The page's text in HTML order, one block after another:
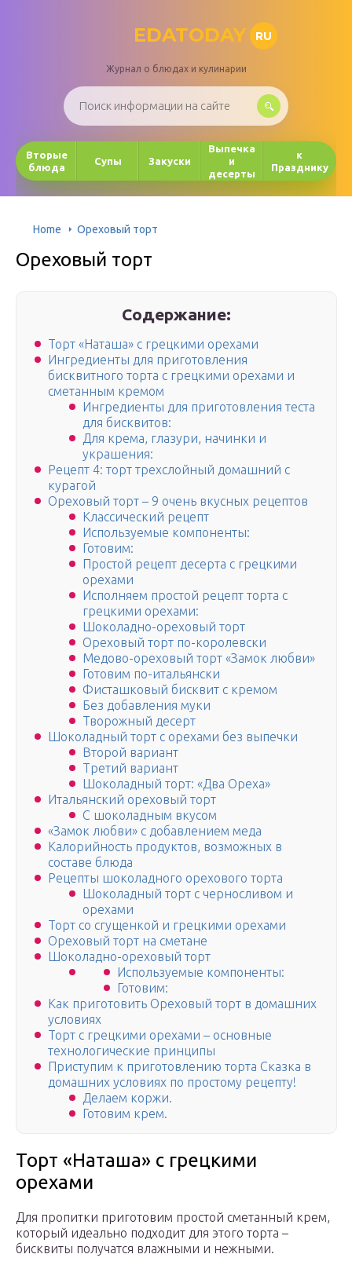
EDATODAY RU
Журнал о блюдах и кулинарии
Вторые
блюда
Супы Закуски
Выпечка
и
десерты
к
Празднику
Home Ореховый торт
Ореховый торт
Содержание:
Торт «Наташа» с грецкими орехами
Ингредиенты для приготовления
бисквитного торта с грецкими орехами и
сметанным кремом
Ингредиенты для приготовления теста
для бисквитов:
Для крема, глазури, начинки и
украшения:
Рецепт 4: торт трехслойный домашний с
курагой
Ореховый торт – 9 очень вкусных рецептов
Классический рецепт
Используемые компоненты:
Готовим:
Простой рецепт десерта с грецкими
орехами
Исполняем простой рецепт торта с
грецкими орехами:
Шоколадно-ореховый торт
Ореховый торт по-королевски
Медово-ореховый торт «Замок любви»
Готовим по-итальянски
Фисташковый бисквит с кремом
Без добавления муки
Творожный десерт
Шоколадный торт с орехами без выпечки
Второй вариант
Третий вариант
Шоколадный торт: «Два Ореха»
Итальянский ореховый торт
С шоколадным вкусом
«Замок любви» с добавлением меда
Калорийность продуктов, возможных в
составе блюда
Рецепты шоколадного орехового торта
Шоколадный торт с черносливом и
орехами
Торт со сгущенкой и грецкими орехами
Ореховый торт на сметане
Шоколадно-ореховый торт
Используемые компоненты:
Готовим:
Как приготовить Ореховый торт в домашних
условиях
Торт с грецкими орехами – основные
технологические принципы
Приступим к приготовлению торта Сказка в
домашних условиях по простому рецепту!
Делаем коржи.
Готовим крем.
Торт «Наташа» с грецкими
орехами
Для пропитки приготовим простой сметанный крем,
который идеально подходит для этого торта –
бисквиты получатся влажными и нежными.